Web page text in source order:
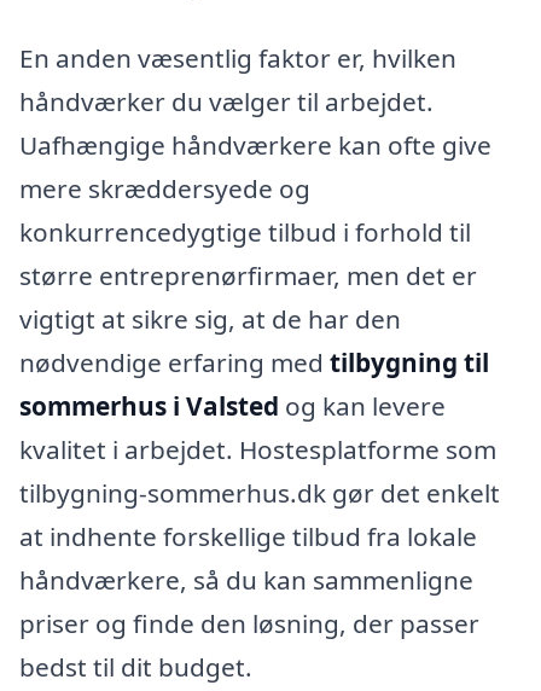
En anden væsentlig faktor er, hvilken
håndværker du vælger til arbejdet.
Uafhængige håndværkere kan ofte give
mere skræddersyede og
konkurrencedygtige tilbud i forhold til
større entreprenørfirmaer, men det er
vigtigt at sikre sig, at de har den
nødvendige erfaring med tilbygning til
sommerhus i Valsted og kan levere
kvalitet i arbejdet. Hostesplatforme som
tilbygning-sommerhus.dk gør det enkelt
at indhente forskellige tilbud fra lokale
håndværkere, så du kan sammenligne
priser og finde den løsning, der passer
bedst til dit budget.